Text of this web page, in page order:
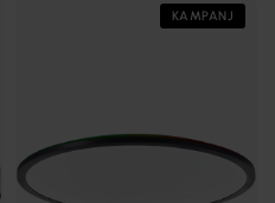
KAMPANJ